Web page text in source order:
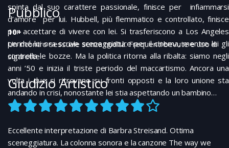
spinta dal suo carattere passionale, finisce per infiammarsi
d’amore per lui. Hubbell, più flemmatico e controllato, finisce
per accettare di vivere con lei. Si trasferiscono a Los Angeles
perché lui ora scrive sceneggiature per il cinema, mentre lei gli
controlla le bozze. Ma la politica ritorna alla ribalta: siamo negli
anni ’50 e inizia il triste periodo del maccartismo. Ancora una
volta i due si ritrovano su fronti opposti e la loro unione sta
andando in crisi, nonostante lei stia aspettando un bambino…
Pubblico
10+
Un incontro sessuale senza nudità. Frequenti bevute e uso di
sigarette
Giudizio Artistico
Eccellente interpretazione di Barbra Streisand. Ottima
sceneggiatura. La colonna sonora e la canzone The way we